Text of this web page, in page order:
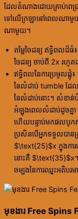
ដែលតំណាងដោយគ្រាប់ពេជ្រ
ទៅលើក្រឡានៅពេលណាមួ
ណាមួយ។
តម្លៃចៃដន្យ ឥទ្ធិពលដ៏
ចៃដន្យ ចាប់ពី 2x រហូ
ឥទ្ធិពលនៃការប្រមូលផ្តុំ
នៃលំដាប់ tumble ដែល
នៃលំដាប់នោះ។ សំខាន់
អំឡុងពេលលំដាប់ដូចគ្នា
ហើយបន្ទាប់មកផលបូកស
ប្រសិនបើអ្នកទទួលបាន
$\text{25}$x ក្នុងកា
នោះគឺ $\text{35}$x។
ចម្បងនៃការឈ្នះអតិបរ
មុខងារ Free Spins